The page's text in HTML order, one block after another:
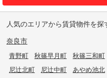
人気のエリアから賃貸物件を探
奈良市
青野町 秋篠早月町 秋篠三和町
尼辻北町
尼辻中町 あやめ池北